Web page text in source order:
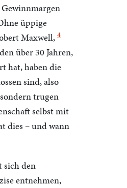
üppige
Maxwell, 4
über 30 Jahren,
hat, haben die
sind, also
trugen
selbst mit
dies – und wann
sich den
entnehmen,